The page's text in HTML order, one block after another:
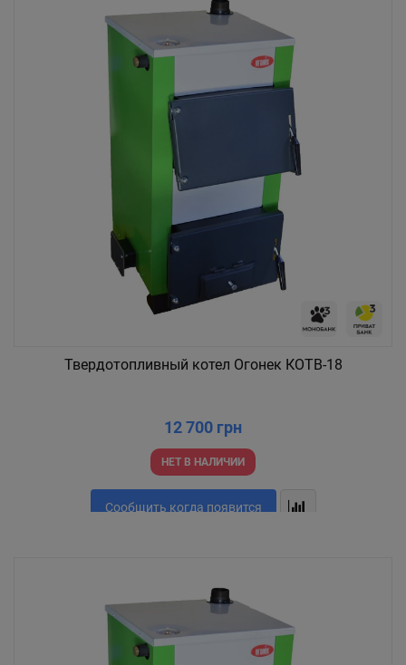
Твердотопливный котел Огонек КОТВ-18
12 700 грн
НЕТ В НАЛИЧИИ
Сообщить когда появится